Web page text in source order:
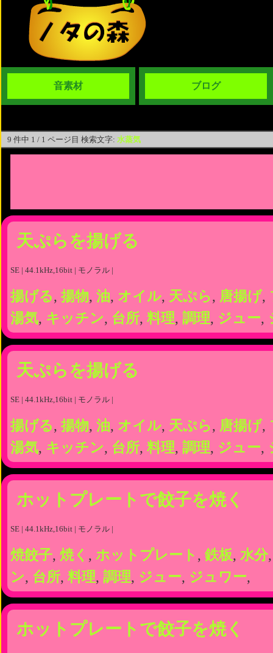
音素材 ブログ
9 件中 1 / 1 ページ目 検索文字: 水蒸気
天ぷらを揚げる
SE | 44.1kHz,16bit | モノラル |
揚げる, 揚物, 油, オイル, 天ぷら, 唐揚げ,
湯気, キッチン, 台所, 料理, 調理, ジュー,
天ぷらを揚げる
SE | 44.1kHz,16bit | モノラル |
揚げる, 揚物, 油, オイル, 天ぷら, 唐揚げ,
湯気, キッチン, 台所, 料理, 調理, ジュー,
ホットプレートで餃子を焼く
SE | 44.1kHz,16bit | モノラル |
焼餃子, 焼く , ホットプレート , 鉄板, 水分
ン, 台所, 料理, 調理, ジュー, ジュワー,
ホットプレートで餃子を焼く